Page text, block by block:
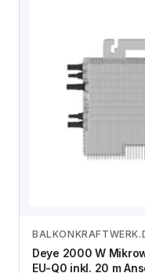
Deye 2000 W
EU-Q0 inkl. 20 m